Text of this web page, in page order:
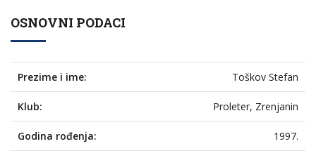
OSNOVNI PODACI
Prezime i ime: Toškov Stefan
Klub: Proleter, Zrenjanin
Godina rođenja: 1997.